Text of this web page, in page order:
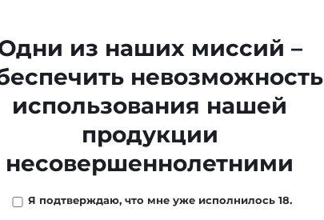
из наших миссий –
невозможность
использования нашей
продукции
несовершеннолетними
Я подтверждаю, что мне уже исполнилось 18.